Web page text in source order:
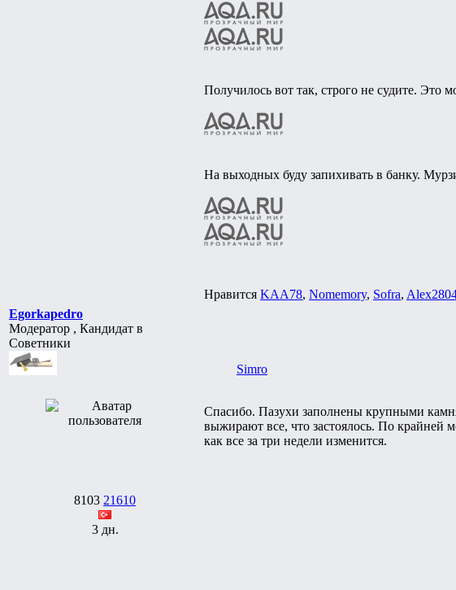
Получилось вот так, строго не судите. Это
На выходных буду запихивать в банку.
Нравится KAA78, Nomemory, Sofra,
Egorkapedro
Модератор , Кандидат в
Советники
8103 21610
3 дн.
Simro
Спасибо. Пазухи заполнены крупными
выжирают все, что застоялось. По крайней
как все за три недели изменится.